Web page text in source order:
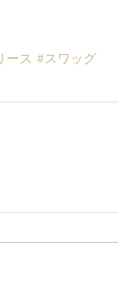
ース #スワッグ